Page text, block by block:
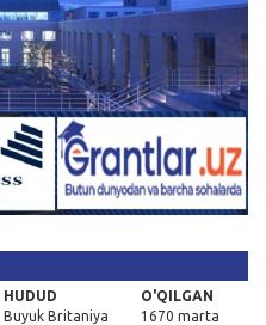
HUDUD
Buyuk Britaniya
O'QILGAN
1670 marta